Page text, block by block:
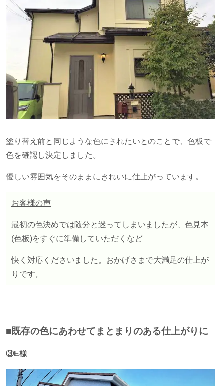
塗り替え前と同じような色にされたいとのことで、色板で
色を確認し決定しました。
優しい雰囲気をそのままにきれいに仕上がっています。
お客様の声
最初の色決めでは随分と迷ってしまいましたが、色見本
(色板)をすぐに準備していただくなど
快く対応くださいました。おかげさまで大満足の仕上が
りです。
■既存の色にあわせてまとまりのある仕上がりに
③E様